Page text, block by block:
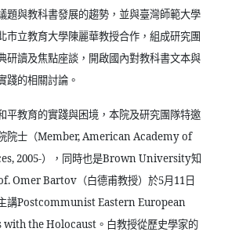
題與教科書發展的趨勢，並與臺灣師範大學
市立教育大學陳麗華教授合作，組成研究團
研讀及焦點座談，開啟國內對教科書文本與
踐的相關討論。
平教育的實踐與困境，本院及研究團隊特邀
院士（Member, American Academy of
2005-），同時也是Brown University知
Omer Bartov （白德甫教授）於5月11日
講Postcommunist Eastern European
the Holocaust 。白教授從歷史學家的